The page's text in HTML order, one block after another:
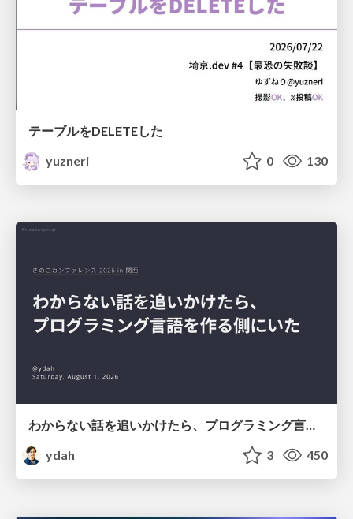
テーブルをDELETEした
yuzneri
0 130
ydah
3 450